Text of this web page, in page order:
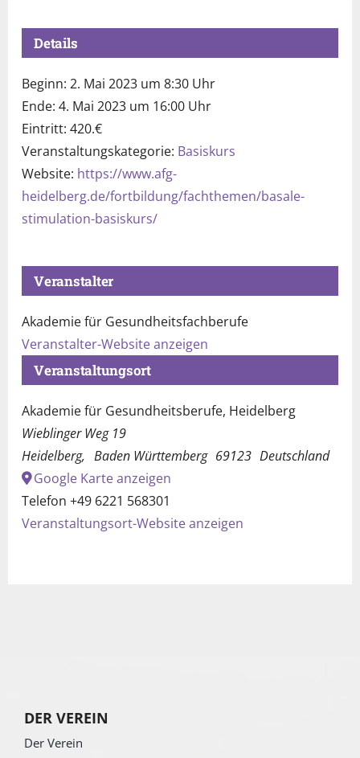
Details
Beginn: 2. Mai 2023 um 8:30 Uhr
Ende: 4. Mai 2023 um 16:00 Uhr
Eintritt: 420.€
Veranstaltungskategorie: Basiskurs
Website: https://www.afg-
heidelberg.de/fortbildung/fachthemen/basale-
stimulation-basiskurs/
Veranstaltungsort
Akademie für Gesundheitsberufe, Heidelberg
Wieblinger Weg 19
Heidelberg, Baden Württemberg 69123 Deutschland
Google Karte anzeigen
Telefon +49 6221 568301
Veranstaltungsort-Website anzeigen
Veranstalter
Akademie für Gesundheitsfachberufe
Veranstalter-Website anzeigen
DER VEREIN
Der Verein